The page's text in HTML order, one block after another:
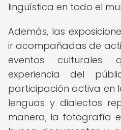
lingüística en todo el
Además, las
ir acompañadas de
eventos culturales
experiencia del
participación activa en
lenguas y dialectos
manera, la fotografía